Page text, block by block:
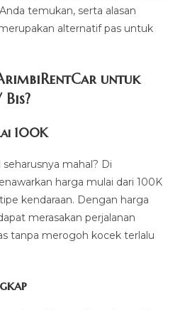
temukan, serta alasan
alternatif pas untuk
untuk
100K
mahal? Di
harga mulai dari 100K
kendaraan. Dengan harga
merasakan perjalanan
tanpa merogoh kocek terlalu